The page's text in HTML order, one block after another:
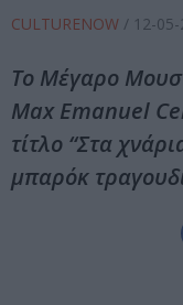
CULTURENOW / 12-
Το Μέγαρο
Max Emanuel
τίτλο “Στα
μπαρόκ